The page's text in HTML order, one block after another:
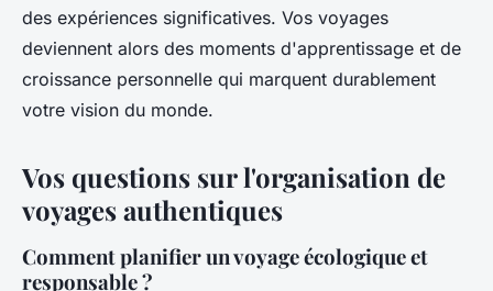
des expériences significatives. Vos voyages
deviennent alors des moments d'apprentissage et de
croissance personnelle qui marquent durablement
votre vision du monde.
Vos questions sur l'organisation de
voyages authentiques
Comment planifier un voyage écologique et
responsable ?